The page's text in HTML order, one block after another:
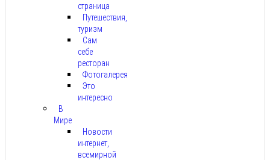
страница
Путешествия,
туризм
Сам
себе
ресторан
Фотогалерея
Это
интересно
В
Мире
Новости
интернет,
всемирной